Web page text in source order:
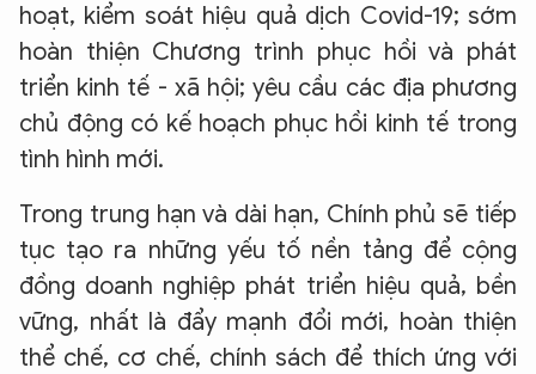
hoạt, kiểm soát hiệu quả dịch Covid-19; sớm
hoàn thiện Chương trình phục hồi và phát
triển kinh tế - xã hội; yêu cầu các địa phương
chủ động có kế hoạch phục hồi kinh tế trong
tình hình mới.
Trong trung hạn và dài hạn, Chính phủ sẽ tiếp
tục tạo ra những yếu tố nền tảng để cộng
đồng doanh nghiệp phát triển hiệu quả, bền
vững, nhất là đẩy mạnh đổi mới, hoàn thiện
thể chế, cơ chế, chính sách để thích ứng với